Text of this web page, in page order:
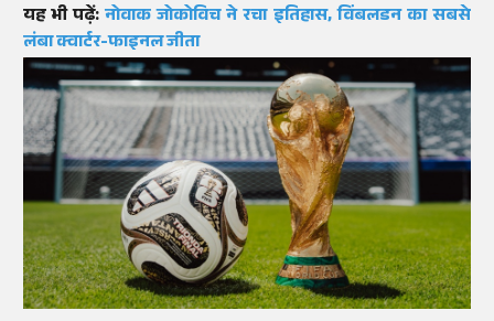
यह भी पढ़ें:नोवाक जोकोविच ने रचा इतिहास, विंबलडन का सबसे
लंबा क्वार्टर-फाइनल जीता